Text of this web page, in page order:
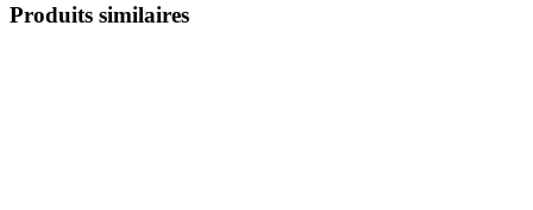
Produits similaires